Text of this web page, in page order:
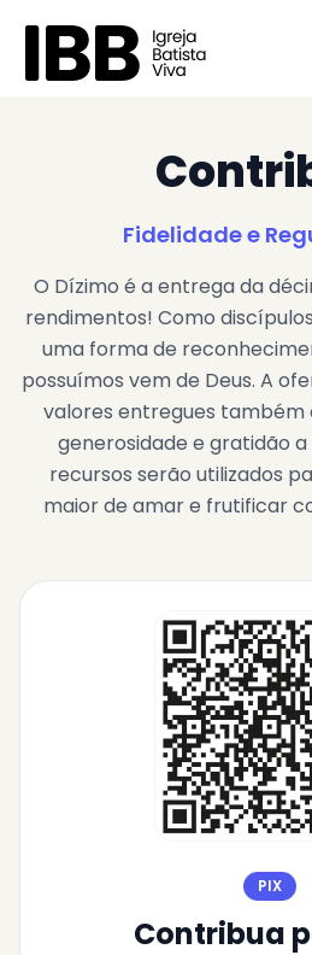
Fidelidade e
O Dízimo é a entrega da
rendimentos! Como
uma forma de
possuímos vem de Deus. A
valores entregues também
generosidade e gratidão a
recursos serão utilizados
maior de amar e frutificar
PIX
Contribua